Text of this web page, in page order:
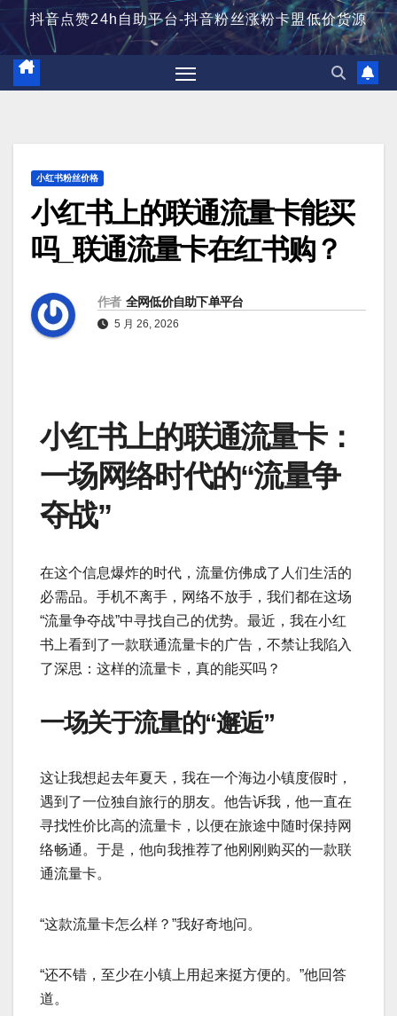
抖音点赞24h自助平台-抖音粉丝涨粉卡盟低价货源
小红书粉丝价格
小红书上的联通流量卡能买
吗_联通流量卡在红书购？
作者 全网低价自助下单平台
5 月 26, 2026
小红书上的联通流量卡：
一场网络时代的“流量争
夺战”
在这个信息爆炸的时代，流量仿佛成了人们生活的
必需品。手机不离手，网络不放手，我们都在这场
“流量争夺战”中寻找自己的优势。最近，我在小红
书上看到了一款联通流量卡的广告，不禁让我陷入
了深思：这样的流量卡，真的能买吗？
一场关于流量的“邂逅”
这让我想起去年夏天，我在一个海边小镇度假时，
遇到了一位独自旅行的朋友。他告诉我，他一直在
寻找性价比高的流量卡，以便在旅途中随时保持网
络畅通。于是，他向我推荐了他刚刚购买的一款联
通流量卡。
“这款流量卡怎么样？”我好奇地问。
“还不错，至少在小镇上用起来挺方便的。”他回答
道。